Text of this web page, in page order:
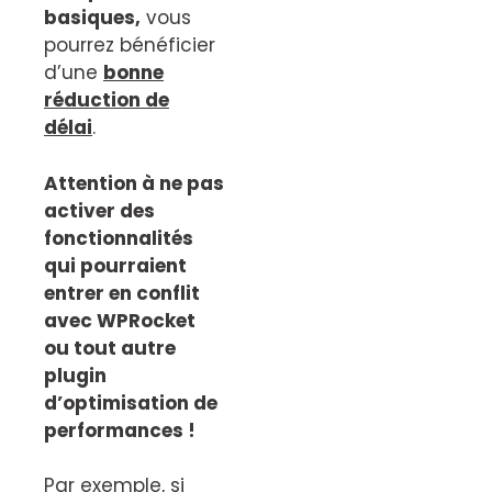
basiques, vous
pourrez bénéficier
d’une bonne
réduction de
délai.
Attention à ne pas
activer des
fonctionnalités
qui pourraient
entrer en conflit
avec WPRocket
ou tout autre
plugin
d’optimisation de
performances !
Par exemple, si